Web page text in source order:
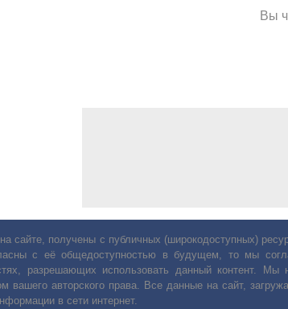
Вы
сайте, получены с публичных (широкодоступных)
с её общедоступностью в будущем, то мы
разрешающих использовать данный контент.
вашего авторского права. Все данные на сайт,
в сети интернет.